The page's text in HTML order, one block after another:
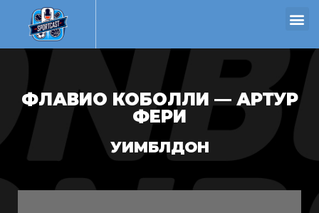
ФЛАВИО КОБОЛЛИ — АРТУР
ФЕРИ
УИМБЛДОН